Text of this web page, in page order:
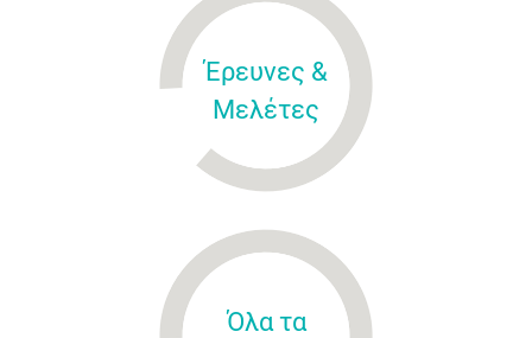
Έρευνες &
Μελέτες
Όλα τα